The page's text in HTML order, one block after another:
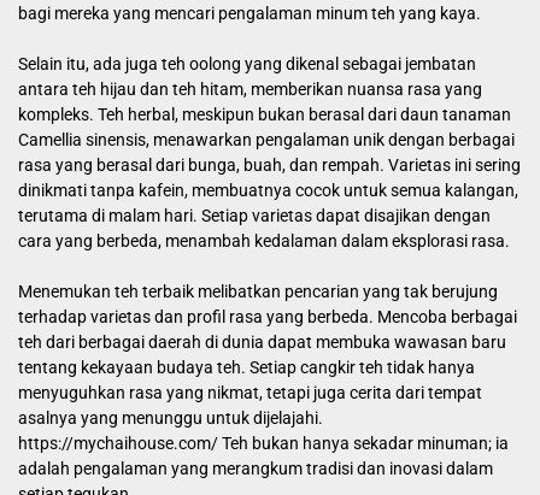
bagi mereka yang mencari pengalaman minum teh yang kaya.
Selain itu, ada juga teh oolong yang dikenal sebagai jembatan
antara teh hijau dan teh hitam, memberikan nuansa rasa yang
kompleks. Teh herbal, meskipun bukan berasal dari daun tanaman
Camellia sinensis, menawarkan pengalaman unik dengan berbagai
rasa yang berasal dari bunga, buah, dan rempah. Varietas ini sering
dinikmati tanpa kafein, membuatnya cocok untuk semua kalangan,
terutama di malam hari. Setiap varietas dapat disajikan dengan
cara yang berbeda, menambah kedalaman dalam eksplorasi rasa.
Menemukan teh terbaik melibatkan pencarian yang tak berujung
terhadap varietas dan profil rasa yang berbeda. Mencoba berbagai
teh dari berbagai daerah di dunia dapat membuka wawasan baru
tentang kekayaan budaya teh. Setiap cangkir teh tidak hanya
menyuguhkan rasa yang nikmat, tetapi juga cerita dari tempat
asalnya yang menunggu untuk dijelajahi.
https://mychaihouse.com/Teh bukan hanya sekadar minuman; ia
adalah pengalaman yang merangkum tradisi dan inovasi dalam